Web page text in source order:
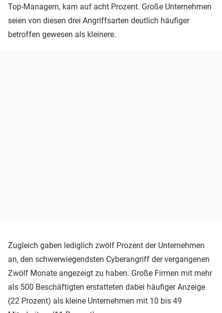
Top-Managern, kam auf acht Prozent. Große Unternehmen
seien von diesen drei Angriffsarten deutlich häufiger
betroffen gewesen als kleinere.
Zugleich gaben lediglich zwölf Prozent der Unternehmen
an, den schwerwiegendsten Cyberangriff der vergangenen
Zwölf Monate angezeigt zu haben. Große Firmen mit mehr
als 500 Beschäftigten erstatteten dabei häufiger Anzeige
(22 Prozent) als kleine Unternehmen mit 10 bis 49